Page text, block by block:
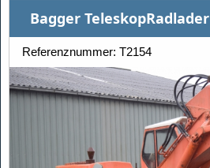
Bagger TeleskopRadlader
Referenznummer: T2154